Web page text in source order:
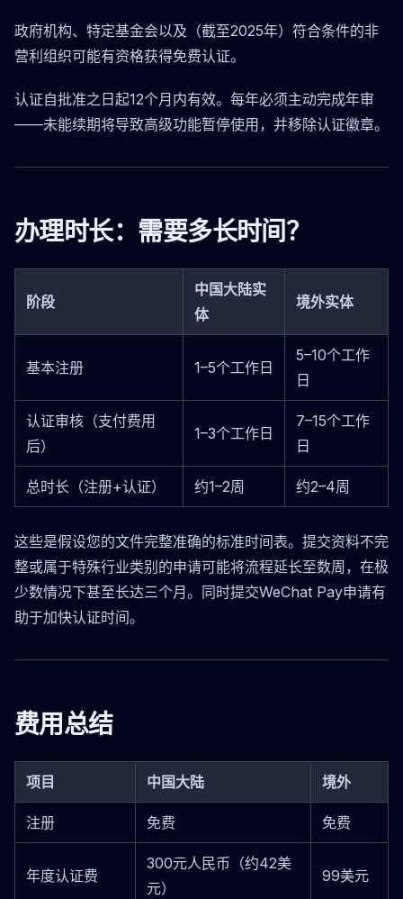
政府机构、特定基金会以及（截至2025年）符合条件的非
营利组织可能有资格获得免费认证。
认证自批准之日起12个月内有效。每年必须主动完成年审
——未能续期将导致高级功能暂停使用，并移除认证徽章。
办理时长：需要多长时间？
阶段
中国大陆实
体
境外实体
基本注册 1–5个工作日
5–10个工作
日
认证审核（支付费用
后）
1–3个工作日
7–15个工作
日
总时长（注册+认证） 约1–2周 约2–4周
这些是假设您的文件完整准确的标准时间表。提交资料不完
整或属于特殊行业类别的申请可能将流程延长至数周，在极
少数情况下甚至长达三个月。同时提交WeChat Pay申请有
助于加快认证时间。
费用总结
项目 中国大陆 境外
注册 免费 免费
年度认证费
300元人民币（约42美
元）
99美元